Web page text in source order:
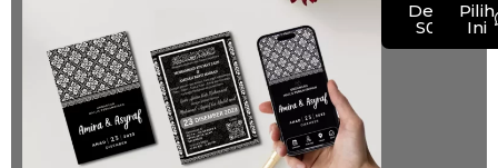
Demo
S001
Pilih
Ini